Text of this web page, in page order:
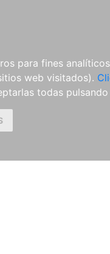
para fines
web visitados).
todas
Y EDICIONES